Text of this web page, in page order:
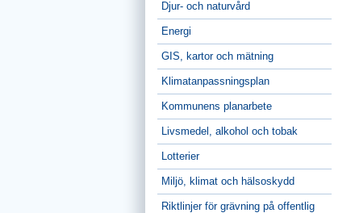
Djur- och naturvård
Energi
GIS, kartor och mätning
Klimatanpassningsplan
Kommunens planarbete
Livsmedel, alkohol och tobak
Lotterier
Miljö, klimat och hälsoskydd
Riktlinjer för grävning på offentlig